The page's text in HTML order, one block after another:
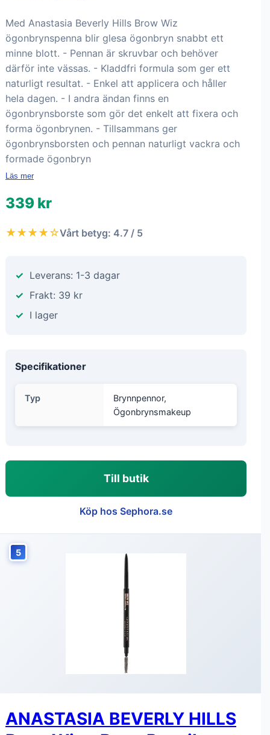
Med Anastasia Beverly Hills Brow Wiz
ögonbrynspenna blir glesa ögonbryn snabbt ett
minne blott. - Pennan är skruvbar och behöver
därför inte vässas. - Kladdfri formula som ger ett
naturligt resultat. - Enkel att applicera och håller
hela dagen. - I andra ändan finns en
ögonbrynsborste som gör det enkelt att fixera och
forma ögonbrynen. - Tillsammans ger
ögonbrynsborsten och pennan naturligt vackra och
formade ögonbryn
Läs mer
339 kr
★★★★☆Vårt betyg: 4.7 / 5
Leverans: 1-3 dagar
Frakt: 39 kr
I lager
Specifikationer
Typ
Brynnpennor,
Ögonbrynsmakeup
Till butik
Köp hos Sephora.se
5
ANASTASIA BEVERLY HILLS